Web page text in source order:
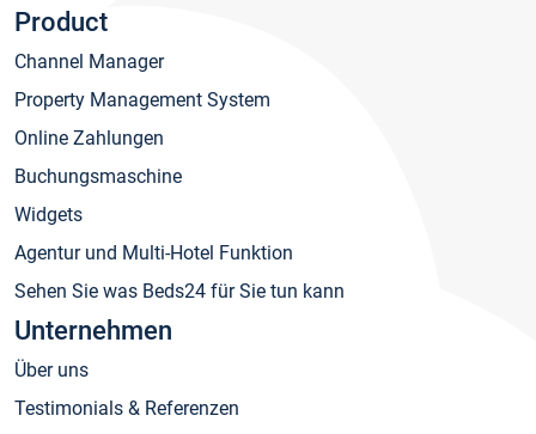
Product
Channel Manager
Property Management System
Online Zahlungen
Buchungsmaschine
Widgets
Agentur und Multi-Hotel Funktion
Sehen Sie was Beds24 für Sie tun kann
Unternehmen
Über uns
Testimonials & Referenzen